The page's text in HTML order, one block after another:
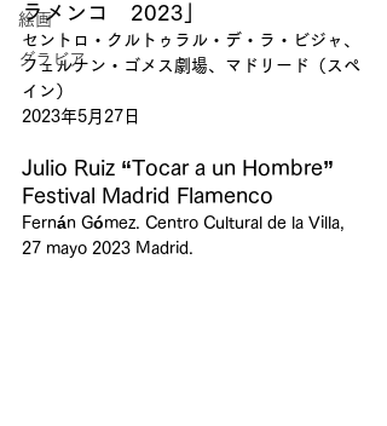
絵画
グラビア
ラメンコ　2023」
セントロ・クルトゥラル・デ・ラ・ビジャ、
フェルナン・ゴメス劇場、マドリード（スペ
イン）
2023年5月27日
Julio Ruiz “Tocar a un Hombre”
Festival Madrid Flamenco
Fernán Gómez. Centro Cultural de la Villa,
27 mayo 2023 Madrid.